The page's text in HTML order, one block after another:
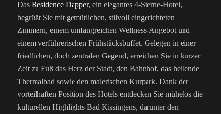
Das Residence Dapper, ein elegantes 4-Sterne-Hotel,
begrüßt Sie mit gemütlichen, stilvoll eingerichteten
Zimmern, einem umfangreichen Wellness-Angebot und
einem verführerischen Frühstücksbuffet. Gelegen in einer
friedlichen, doch zentralen Gegend, erreichen Sie in kurzer
Zeit zu Fuß das Herz der Stadt, den Bahnhof, das heilende
Thermalbad sowie den malerischen Kurpark. Dank der
vorteilhaften Position des Hotels entdecken Sie mühelos die
kulturellen Highlights Bad Kissingens, darunter den